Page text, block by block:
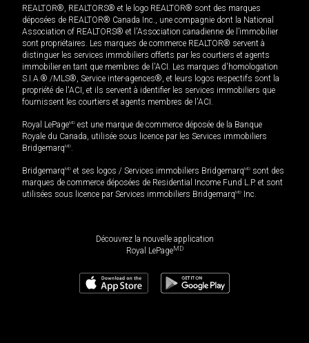
REALTOR®, REALTORS® et le logo REALTOR® sont des marques
déposées de REALTOR® Canada Inc., une compagnie dont la National
Association of REALTORS® et l'Association canadienne de l’immobilier
sont propriétaires. Les marques de commerce REALTOR® servent à
distinguer les services immobiliers offerts par les courtiers et agents
immobilier en tant que membres de l'ACI. Les marques d'homologation
S.I.A.® /MLS®, Service inter-agences®, et leurs logos respectifs sont la
propriété de l'ACI, et ils servent à identifier les services immobiliers que
fournissent les courtiers et agents membres de l'ACI.
Royal LePageMD est une marque de commerce déposée de la Banque
Royale du Canada, utilisée sous licence par les Services immobiliers
BridgemarqMD.
BridgemarqMD et ses logos / Services immobiliers BridgemarqMD sont des
marques de commerce déposées de Residential Income Fund L.P. et sont
utilisées sous licence par Services immobiliers BridgemarqMD Inc.
Découvrez la nouvelle application
Royal LePageMD